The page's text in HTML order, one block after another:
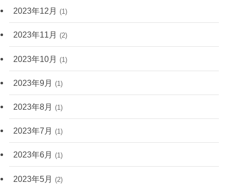
2023年12月 (1)
2023年11月 (2)
2023年10月 (1)
2023年9月 (1)
2023年8月 (1)
2023年7月 (1)
2023年6月 (1)
2023年5月 (2)